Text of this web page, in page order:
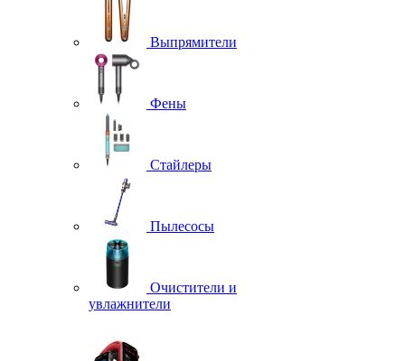
Выпрямители
Фены
Стайлеры
Пылесосы
Очистители и
увлажнители